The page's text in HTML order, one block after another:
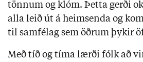
tönnum og klóm. Þetta gerði
alla leið út á heimsenda og
til samfélag sem öðrum þykir
Með tíð og tíma lærði fólk að